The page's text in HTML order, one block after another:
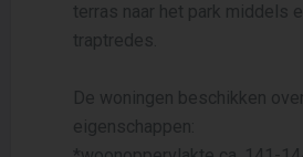
terras naar het park middels
traptredes.
De woningen beschikken
eigenschappen: